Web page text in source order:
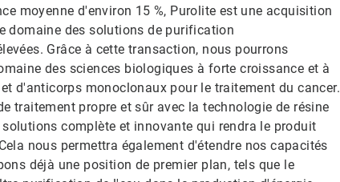
moyenne d'environ 15 %, Purolite est une acquisition
domaine des solutions de purification
Grâce à cette transaction, nous pourrons
des sciences biologiques à forte croissance et à
d'anticorps monoclonaux pour le traitement du cancer.​​​​​​​
traitement propre et sûr avec la technologie de résine
complète et innovante qui rendra le produit
nous permettra également d'étendre nos capacités
déjà une position de premier plan, tels que le